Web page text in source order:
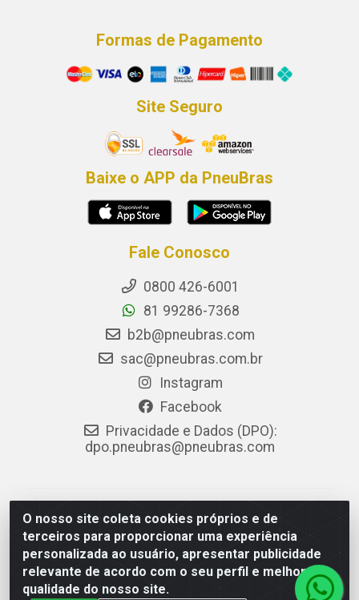
O nosso site coleta cookies próprios e de
terceiros para proporcionar uma experiência
personalizada ao usuário, apresentar publicidade
relevante de acordo com o seu perfil e melhorar a
qualidade do nosso site.
Formas de Pagamento
Site Seguro
Baixe o APP da PneuBras
Fale Conosco
0800 426-6001
81 99286-7368
b2b@pneubras.com
sac@pneubras.com.br
Instagram
Facebook
Privacidade e Dados (DPO):
dpo.pneubras@pneubras.com
PneuBras - Rodovia BR-101, KM 82 - Prazeres,
Jaboatão dos Guararapes/PE - CEP 54.335-000 - CNPJ
08.678.386/0001-05 - Pneubras Comércio de Pneus
Ltda